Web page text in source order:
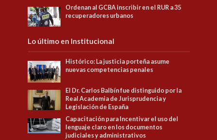
Ordenan al GCBA inscribir en el RUR a 35
recuperadores urbanos
Lo último en Institucional
Histórico: La justicia porteña asume
nuevas competencias penales
El Dr. Carlos Balbín fue distinguido por la
Real Academia de Jurisprudencia y
Legislación de España
Capacitación para Incentivar el uso del
lenguaje claro en los documentos
judiciales y administrativos